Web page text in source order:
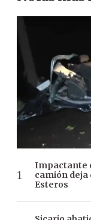
Impactante
camión deja
Esteros